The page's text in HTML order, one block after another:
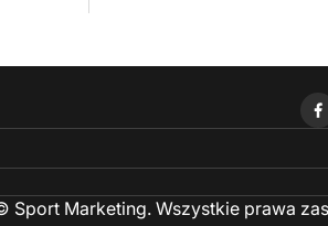
Sport Marketing. Wszystkie prawa